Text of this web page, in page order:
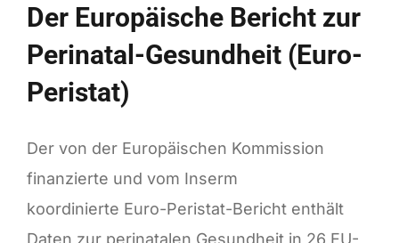
Der Europäische Bericht zur
Perinatal-Gesundheit (Euro-
Peristat)
Der von der Europäischen Kommission
finanzierte und vom Inserm
koordinierte Euro-Peristat-Bericht enthält
Daten zur perinatalen Gesundheit in 26 EU-